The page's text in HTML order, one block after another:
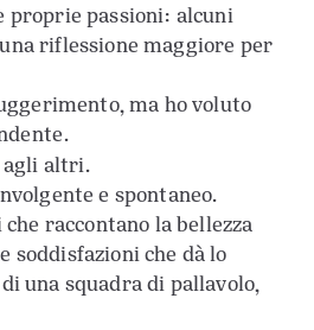
proprie passioni: alcuni
riflessione maggiore per
ma ho voluto
agli altri.
e spontaneo.
raccontano la bellezza
soddisfazioni che dà lo
una squadra di pallavolo,